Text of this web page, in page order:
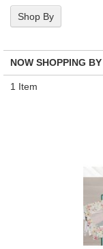
1 Item
Shop By
NOW SHOPPING BY